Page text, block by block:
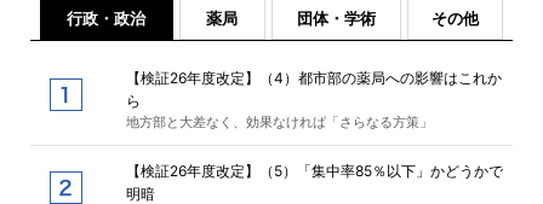
行政・政治 薬局 団体・学術 その他
【検証26年度改定】（4）都市部の薬局への影響はこれか
ら
地方部と大差なく、効果なければ「さらなる方策」
【検証26年度改定】（5）「集中率85％以下」かどうかで
明暗